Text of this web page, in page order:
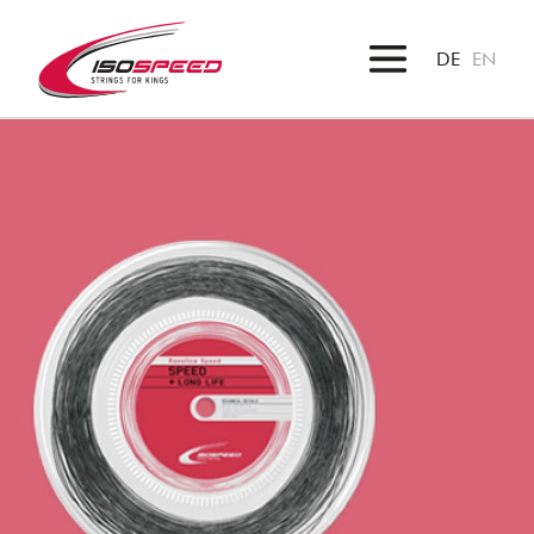
DE EN